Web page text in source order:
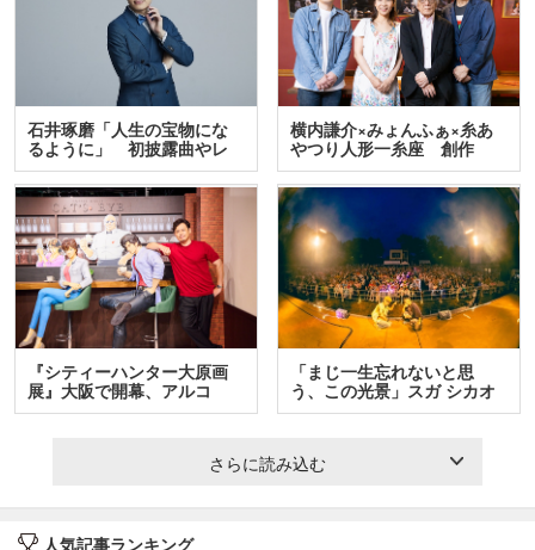
石井琢磨「人生の宝物にな
るように」 初披露曲やレ
ア…
横内謙介×みょんふぁ×糸あ
やつり人形一糸座 創作
人…
『シティーハンター大原画
展』大阪で開幕、アルコ
＆…
「まじ一生忘れないと思
う、この光景」スガ シカオ
と…
さらに読み込む
人気記事ランキング